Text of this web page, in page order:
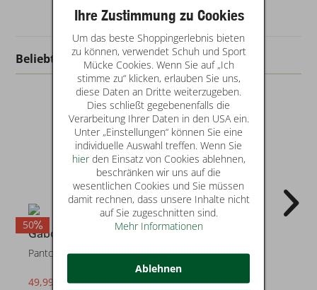
Beliebt in dieser Kategorie
50
Gabor
Pantoletten
49,99 € statt* 99,95 €
40
Gabor
Pantoletten
59,99 € statt* 99,95 €
Ihre Zustimmung zu Cookies
Um das beste Shoppingerlebnis bieten
zu können, verwendet Schuh und Sport
Mücke Cookies. Wenn Sie auf „Ich
stimme zu“ klicken, erlauben Sie uns,
diese Daten an Dritte weiterzugeben.
Dies schließt gegebenenfalls die
Verarbeitung Ihrer Daten in den USA ein.
Unter „Einstellungen“ können Sie eine
individuelle Auswahl treffen. Wenn Sie
hierden Einsatz von Cookies ablehnen,
beschränken wir uns auf die
wesentlichen Cookies und Sie müssen
damit rechnen, dass unsere Inhalte nicht
auf Sie zugeschnitten sind.
Mehr Informationen
Ablehnen